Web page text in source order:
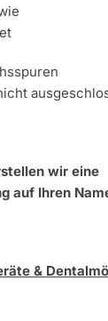
wir eine
auf Ihren
&